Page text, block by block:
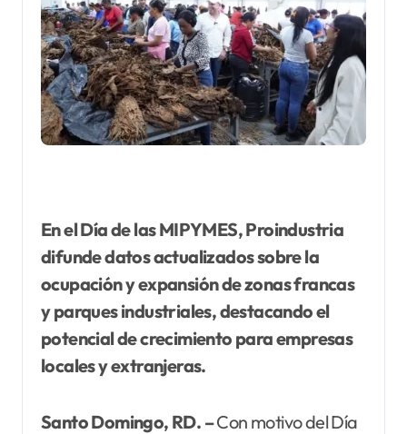
En el Día de las MIPYMES, Proindustria
difunde datos actualizados sobre la
ocupación y expansión de zonas francas
y parques industriales, destacando el
potencial de crecimiento para empresas
locales y extranjeras.
Santo Domingo, RD. –Con motivo del Día